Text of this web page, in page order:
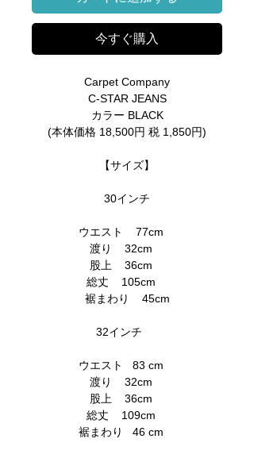
今すぐ購入
Carpet Company
C-STAR JEANS
カラー BLACK
(本体価格 18,500円 税 1,850円)
【サイズ】
30インチ
ウエスト 77cm
渡り 32cm
股上 36cm
総丈 105cm
裾まわり 45cm
32インチ
ウエスト 83 cm
渡り 32cm
股上 36cm
総丈 109cm
裾まわり 46 cm